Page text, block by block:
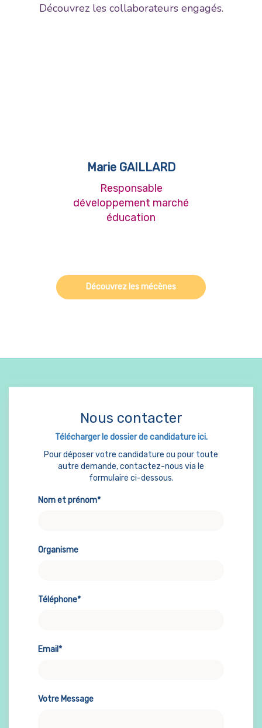
Découvrez les collaborateurs engagés.
Marie GAILLARD
Responsable
développement marché
éducation
Découvrez les mécènes
Nous contacter
Télécharger le dossier de candidature ici.
Pour déposer votre candidature ou pour toute
autre demande, contactez-nous via le
formulaire ci-dessous.
Nom et prénom*
Organisme
Téléphone*
Email*
Votre Message